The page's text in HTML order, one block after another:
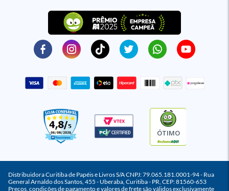
ÓTIMO
Distribuidora Curitiba de Papéis e Livros S/A CNPJ: 79.065.181.0001-94 - Rua
General Arnaldo dos Santos, 455 - Uberaba, Curitiba - PR, CEP: 81560-653
Preços, condições de pagamento e valores de frete são válidos exclusivamente